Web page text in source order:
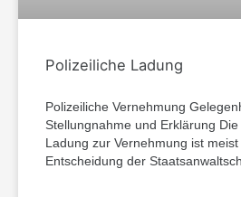
Polizeiliche Ladung
Polizeiliche Vernehmung
Stellungnahme und Erklärung
Ladung zur Vernehmung ist
Entscheidung der